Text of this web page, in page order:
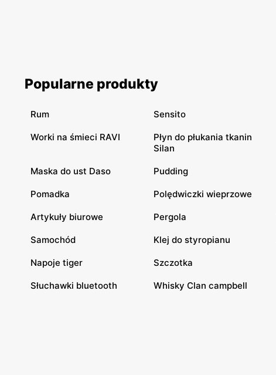
Popularne produkty
Rum Sensito
Worki na śmieci RAVI
Płyn do płukania tkanin
Silan
Maska do ust Daso Pudding
Pomadka Polędwiczki wieprzowe
Artykuły biurowe Pergola
Samochód Klej do styropianu
Napoje tiger Szczotka
Słuchawki bluetooth Whisky Clan campbell